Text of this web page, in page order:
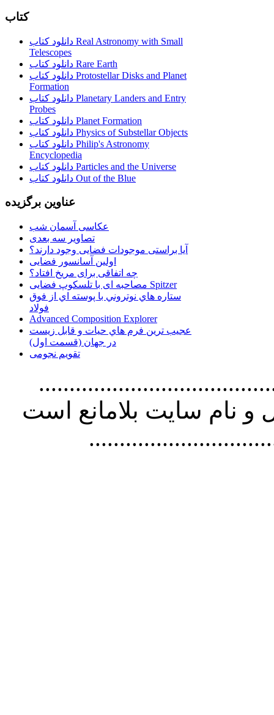
کتاب
دانلود کتاب Real Astronomy with Small
Telescopes
دانلود کتاب Rare Earth
دانلود کتاب Protostellar Disks and Planet
Formation
دانلود کتاب Planetary Landers and Entry
Probes
دانلود کتاب Planet Formation
دانلود کتاب Physics of Substellar Objects
دانلود کتاب Philip's Astronomy
Encyclopedia
دانلود کتاب Particles and the Universe
دانلود کتاب Out of the Blue
عناوین برگزیده
عکاسی آسمان شب
تصاویر سه بعدی
آیا براستی موجودات فضایی وجود دارند؟
اولین آسانسور فضایی
چه اتفاقی برای مریخ افتاد؟
مصاحبه ای با تلسکوپ فضایی Spitzer
ستاره هاي نوتروني با پوسته اي از فوق
فولاد
Advanced Composition Explorer
عجیب ترین فرم هاي حيات و قابل زيست
در جهان (قسمت اول)
تقویم نجومی
استفاده از
نام سايت بلامانع است